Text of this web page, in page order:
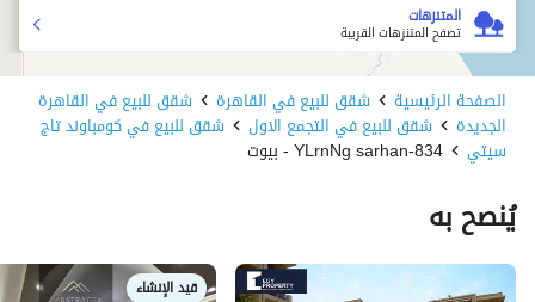
المتنزهات
تصفح المتنزهات القريبة
الصفحة الرئيسية شقق للبيع في القاهرة شقق للبيع في القاهرة
الجديدة شقق للبيع في التجمع الاول شقق للبيع في كومباوند تاج
سيتي 834-YLrnNg sarhan - بيوت
يُنصح به
قيد الإنشاء